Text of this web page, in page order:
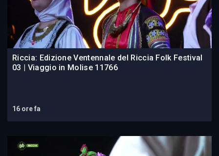
Riccia: Edizione Ventennale del Riccia Folk Festival
03 | Viaggio in Molise 11766
16 ore fa